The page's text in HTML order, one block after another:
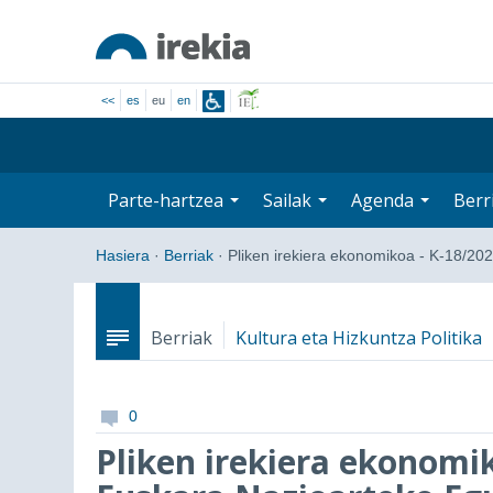
<< es eu en
Parte-hartzea Sailak Agenda
Hasiera · Berriak · Pliken irekiera ekonomikoa - K-18/
Berriak Kultura eta Hizkuntza Politika
0
Pliken irekiera